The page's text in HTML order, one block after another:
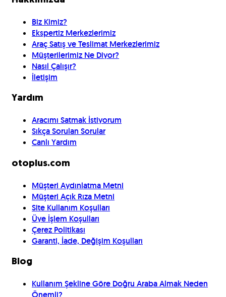
Biz Kimiz?
Ekspertiz Merkezlerimiz
Araç Satış ve Teslimat Merkezlerimiz
Müşterilerimiz Ne Diyor?
Nasıl Çalışır?
İletişim
Yardım
Aracımı Satmak İstiyorum
Sıkça Sorulan Sorular
Canlı Yardım
otoplus.com
Müşteri Aydınlatma Metni
Müşteri Açık Rıza Metni
Site Kullanım Koşulları
Üye İşlem Koşulları
Çerez Politikası
Garanti, İade, Değişim Koşulları
Blog
Kullanım Şekline Göre Doğru Araba Almak Neden
Önemli?